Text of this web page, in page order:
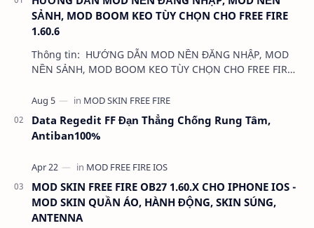
SẢNH, MOD BOOM KEO TÙY CHỌN CHO FREE FIRE
1.60.6
Thông tin: HƯỚNG DẪN MOD NỀN ĐĂNG NHẬP, MOD
NỀN SẢNH, MOD BOOM KEO TÙY CHỌN CHO FREE FIRE
Data Regedit FF Đạn Thẳng Chống Rung Tâm,
Antiban100%
MOD SKIN FREE FIRE OB27 1.60.X CHO IPHONE IOS -
MOD SKIN QUẦN ÁO, HÀNH ĐỘNG, SKIN SÚNG,
ANTENNA